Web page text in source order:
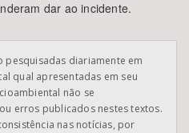
BUSCAR
dar ao incidente.
pesquisadas diariamente em
qual apresentadas em seu
não se
erros publicados nestes textos.
nas notícias, por